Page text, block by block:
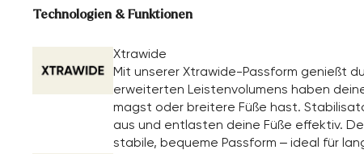
Technologien & Funktionen
Xtrawide
Mit unserer Xtrawide-Passform genießt
erweiterten Leistenvolumens haben
magst oder breitere Füße hast.
aus und entlasten deine Füße effektiv.
stabile, bequeme Passform – ideal für